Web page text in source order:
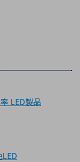
LED製品